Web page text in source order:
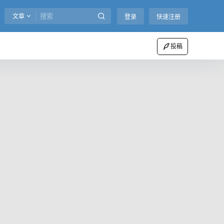
文章 登录 快速注册
投稿